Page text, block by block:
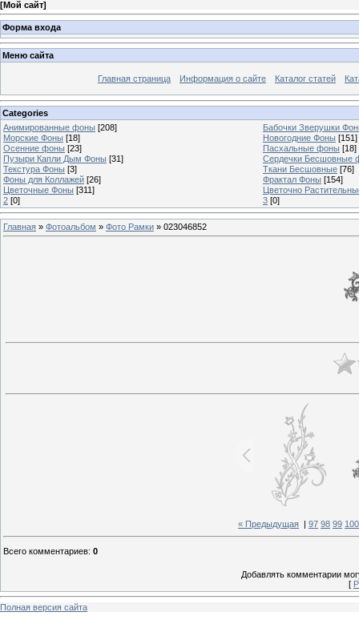
[Мой сайт]
Форма входа
Меню сайта
Главная страница Информация о сайте Каталог статей
Categories
Анимированные фоны [208]
Бабочки Зверушки
Морские Фоны [18] Новогодние Фоны [151]
Осенние фоны [23] Пасхальные фоны [18]
Пузыри Капли Дым Фоны [31]
Сердечки Бесшовные
Текстура Фоны [3] Ткани Бесшовные [76]
Фоны для Коллажей [26] Фрактал Фоны [154]
Цветочные Фоны [311]
Цветочно
2 [0] 3 [0]
Главная » Фотоальбом » Фото Рамки » 023046852
« Предыдущая 97 98 99 100
Всего комментариев: 0
Добавлять комментарии
[
Полная версия сайта